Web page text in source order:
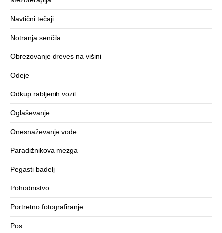
Navtični tečaji
Notranja senčila
Obrezovanje dreves na višini
Odeje
Odkup rabljenih vozil
Oglaševanje
Onesnaževanje vode
Paradižnikova mezga
Pegasti badelj
Pohodništvo
Portretno fotografiranje
Pos